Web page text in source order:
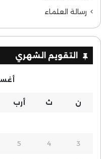
رسالة العلماء
التقويم الشهري
ن ث أرب
3
4
5